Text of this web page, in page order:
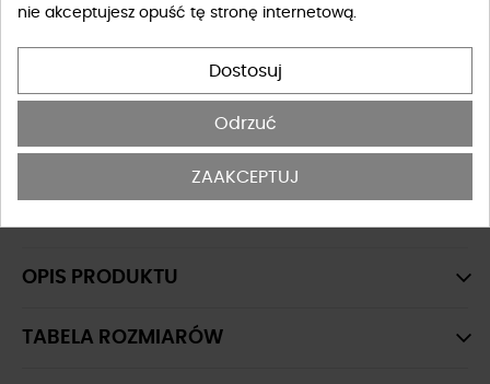
UNIWERSALNY
- + DO KOSZYKA
OPIS PRODUKTU
TABELA ROZMIARÓW
nie akceptujesz opuść tę stronę internetową.
Dostosuj
Odrzuć
ZAAKCEPTUJ